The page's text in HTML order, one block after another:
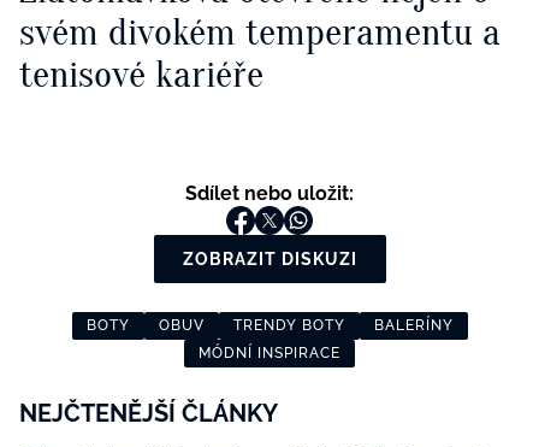
svém divokém temperamentu a
tenisové kariéře
Sdílet nebo uložit:
ZOBRAZIT DISKUZI
BOTY OBUV TRENDY BOTY
BALERÍNY
MÓDNÍ INSPIRACE
NEJČTENĚJŠÍ ČLÁNKY